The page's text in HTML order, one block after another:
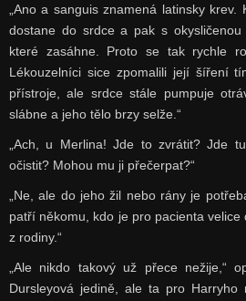
„Ano a sanguis znamená latinsky
dostane do srdce a pak s okysličenou
které zasáhne. Proto se tak rychle
Lékouzelníci sice zpomalili její šíření
přístroje, ale srdce stále pumpuje
slábne a jeho tělo brzy selže.“
„Ach, u Merlina! Jde to zvrátit? Jde
očistit? Mohou mu ji přečerpat?“
„Ne, ale do jeho žil nebo rány je
patří někomu, kdo je pro pacienta
z rodiny.“
„Ale nikdo takový už přece nežije,“
Dursleyová jedině, ale ta pro Harryho